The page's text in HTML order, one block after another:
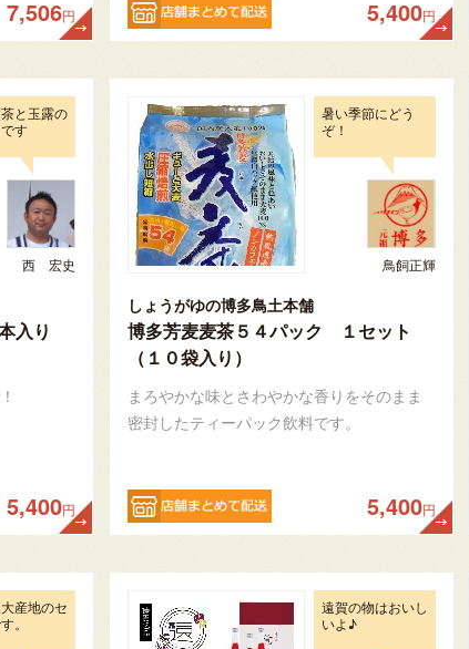
7,506円 5,400円
と玉露の
す
西 宏史
入り
5,400円
暑い季節にどう
ぞ！
鳥飼正輝
しょうがゆの博多鳥土本舗
博多芳麦麦茶５４パック １セット
（１０袋入り）
まろやかな味とさわやかな香りをそのまま
密封したティーパック飲料です。
5,400円
産地のセ
。
遠賀の物はおいし
いよ♪